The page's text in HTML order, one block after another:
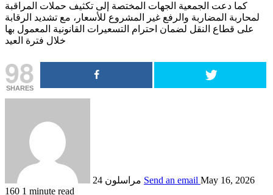
كما دعت الجمعية الجهات المختصة إلى تكثيف حملات المراقبة
لمحاربة المضاربة والرفع غير المشروع للأسعار، مع تشديد الرقابة
على قطاع النقل لضمان احترام التسعيرات القانونية المعمول بها
خلال فترة العيد
98
SHARES
مراسلون 24 Send an email May 16, 2026
160 1 minute read